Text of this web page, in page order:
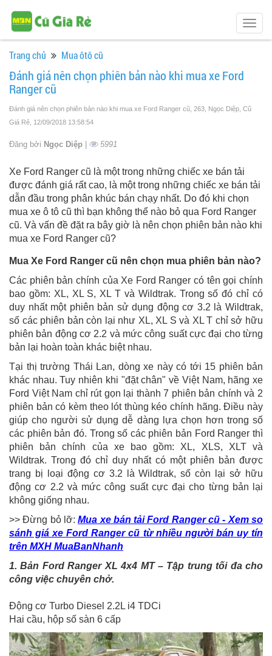
Trang chủ Mua ôtô cũ
Đánh giá nên chọn phiên bản nào khi mua xe Ford
Ranger cũ
Đánh giá nên chọn phiên bản nào khi mua xe Ford Ranger cũ, 263, Ngọc Diệp, Cũ
Giá Rẻ , 12/09/2018 13:58:54
Đăng bởi Ngọc Diệp | 5991
Xe Ford Ranger cũ là một trong những chiếc xe bán tải
được đánh giá rất cao, là một trong những chiếc xe bán tải
dẫn đầu trong phân khúc bán chạy nhất. Do đó khi chọn
mua xe ô tô cũ thì bạn không thể nào bỏ qua Ford Ranger
cũ. Và vấn đề đặt ra bây giờ là nên chọn phiên bản nào khi
mua xe Ford Ranger cũ?
Mua Xe Ford Ranger cũ nên chọn mua phiên bản nào?
Các phiên bản chính của Xe Ford Ranger có tên gọi chính
bao gồm: XL, XL S, XL T và Wildtrak. Trong số đó chỉ có
duy nhất một phiên bản sử dụng động cơ 3.2 là Wildtrak,
số các phiên bản còn lại như XL, XL S và XL T chỉ sở hữu
phiên bản động cơ 2.2 và mức công suất cực đại cho từng
bản lại hoàn toàn khác biệt nhau.
Tại thị trường Thái Lan, dòng xe này có tới 15 phiên bản
khác nhau. Tuy nhiên khi "đặt chân" về Việt Nam, hãng xe
Ford Việt Nam chỉ rút gọn lại thành 7 phiên bản chính và 2
phiên bản có kèm theo lót thùng kéo chính hãng. Điều này
giúp cho người sử dụng dễ dàng lựa chọn hơn trong số
các phiên bản đó. Trong số các phiên bản Ford Ranger thì
phiên bản chính của xe bao gồm: XL, XLS, XLT và
Wildtrak. Trong đó chỉ duy nhất có một phiên bản được
trang bị loại động cơ 3.2 là Wildtrak, số còn lại sở hữu
động cơ 2.2 và mức công suất cực đại cho từng bản lại
không giống nhau.
>> Đừng bỏ lỡ:Mua xe bán tải Ford Ranger cũ - Xem so
sánh giá xe Ford Ranger cũ từ nhiều người bán uy tín
trên MXH MuaBanNhanh
1. Bản Ford Ranger XL 4x4 MT – Tập trung tối đa cho
công việc chuyên chở.
Động cơ Turbo Diesel 2.2L i4 TDCi
Hai cầu, hộp số sàn 6 cấp